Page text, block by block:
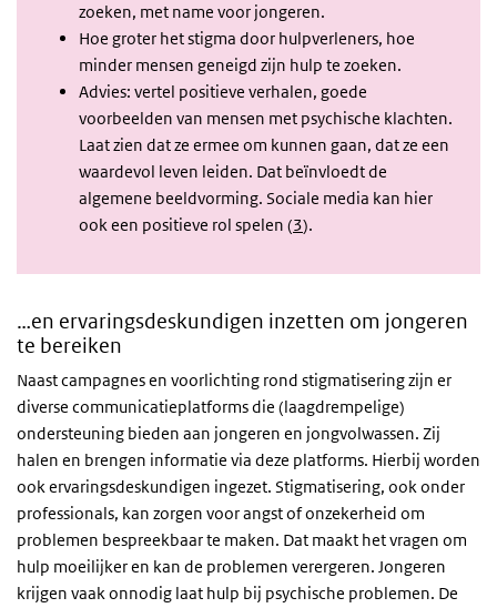
zoeken, met name voor jongeren.
Hoe groter het stigma door hulpverleners, hoe
minder mensen geneigd zijn hulp te zoeken.
Advies: vertel positieve verhalen, goede
voorbeelden van mensen met psychische klachten.
Laat zien dat ze ermee om kunnen gaan, dat ze een
waardevol leven leiden. Dat beïnvloedt de
algemene beeldvorming. Sociale media kan hier
ook een positieve rol spelen (3).
…en ervaringsdeskundigen inzetten om jongeren
te bereiken
Naast campagnes en voorlichting rond stigmatisering zijn er
diverse communicatieplatforms die (laagdrempelige)
ondersteuning bieden aan jongeren en jongvolwassen. Zij
halen en brengen informatie via deze platforms. Hierbij worden
ook ervaringsdeskundigen ingezet. Stigmatisering, ook onder
professionals, kan zorgen voor angst of onzekerheid om
problemen bespreekbaar te maken. Dat maakt het vragen om
hulp moeilijker en kan de problemen verergeren. Jongeren
krijgen vaak onnodig laat hulp bij psychische problemen. De